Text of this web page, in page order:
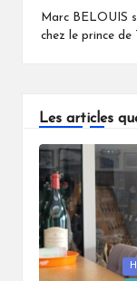
Marc BELOUIS
chez le prince de
Les articles
Posted